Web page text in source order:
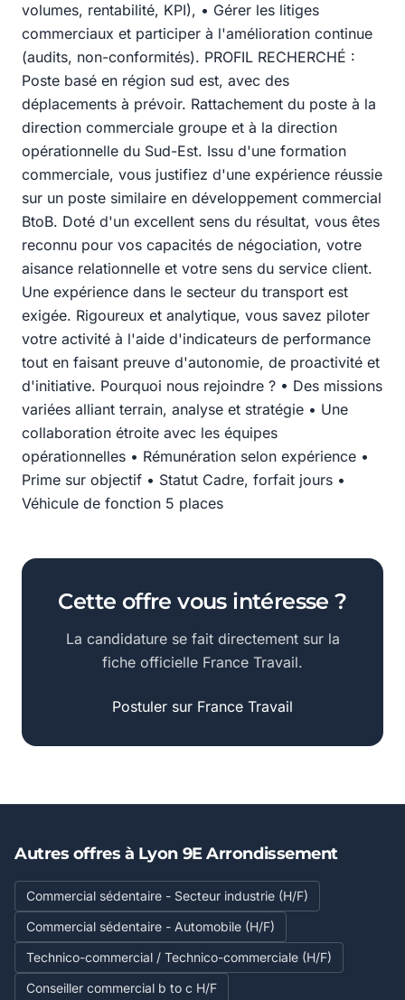
volumes, rentabilité, KPI), • Gérer les litiges
commerciaux et participer à l'amélioration continue
(audits, non-conformités). PROFIL RECHERCHÉ :
Poste basé en région sud est, avec des
déplacements à prévoir. Rattachement du poste à la
direction commerciale groupe et à la direction
opérationnelle du Sud-Est. Issu d'une formation
commerciale, vous justifiez d'une expérience réussie
sur un poste similaire en développement commercial
BtoB. Doté d'un excellent sens du résultat, vous êtes
reconnu pour vos capacités de négociation, votre
aisance relationnelle et votre sens du service client.
Une expérience dans le secteur du transport est
exigée. Rigoureux et analytique, vous savez piloter
votre activité à l'aide d'indicateurs de performance
tout en faisant preuve d'autonomie, de proactivité et
d'initiative. Pourquoi nous rejoindre ? • Des missions
variées alliant terrain, analyse et stratégie • Une
collaboration étroite avec les équipes
opérationnelles • Rémunération selon expérience •
Prime sur objectif • Statut Cadre, forfait jours •
Véhicule de fonction 5 places
Cette offre vous intéresse ?
La candidature se fait directement sur la
fiche officielle France Travail.
Postuler sur France Travail
Autres offres à Lyon 9E Arrondissement
Commercial sédentaire - Secteur industrie (H/F)
Commercial sédentaire - Automobile (H/F)
Technico-commercial / Technico-commerciale (H/F)
Conseiller commercial b to c H/F